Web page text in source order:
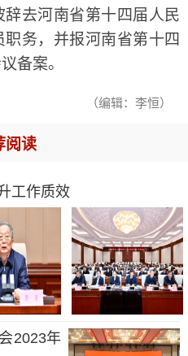
去河南省第十四届人民
务，并报河南省第十四
备案。
（编辑：李恒）
阅读
工作质效
2023年